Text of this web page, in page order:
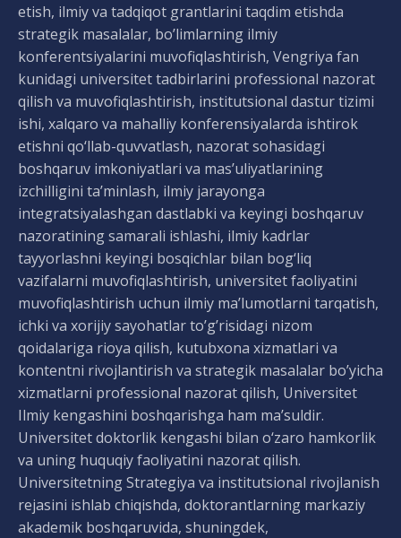
etish, ilmiy va tadqiqot grantlarini taqdim etishda
strategik masalalar, bo’limlarning ilmiy
konferentsiyalarini muvofiqlashtirish, Vengriya fan
kunidagi universitet tadbirlarini professional nazorat
qilish va muvofiqlashtirish, institutsional dastur tizimi
ishi, xalqaro va mahalliy konferensiyalarda ishtirok
etishni qo‘llab-quvvatlash, nazorat sohasidagi
boshqaruv imkoniyatlari va mas’uliyatlarining
izchilligini ta’minlash, ilmiy jarayonga
integratsiyalashgan dastlabki va keyingi boshqaruv
nazoratining samarali ishlashi, ilmiy kadrlar
tayyorlashni keyingi bosqichlar bilan bog‘liq
vazifalarni muvofiqlashtirish, universitet faoliyatini
muvofiqlashtirish uchun ilmiy ma’lumotlarni tarqatish,
ichki va xorijiy sayohatlar to’g’risidagi nizom
qoidalariga rioya qilish, kutubxona xizmatlari va
kontentni rivojlantirish va strategik masalalar bo’yicha
xizmatlarni professional nazorat qilish, Universitet
Ilmiy kengashini boshqarishga ham ma’suldir.
Universitet doktorlik kengashi bilan o‘zaro hamkorlik
va uning huquqiy faoliyatini nazorat qilish.
Universitetning Strategiya va institutsional rivojlanish
rejasini ishlab chiqishda, doktorantlarning markaziy
akademik boshqaruvida, shuningdek,